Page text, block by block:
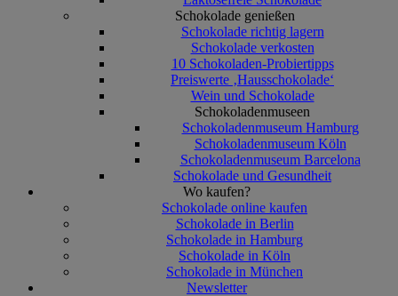
Schokolade genießen
Schokolade richtig lagern
Schokolade verkosten
10 Schokoladen-Probiertipps
Preiswerte ‚Hausschokolade‘
Wein und Schokolade
Schokoladenmuseen
Schokoladenmuseum Hamburg
Schokoladenmuseum Köln
Schokoladenmuseum Barcelona
Schokolade und Gesundheit
Wo kaufen?
Schokolade online kaufen
Schokolade in Berlin
Schokolade in Hamburg
Schokolade in Köln
Schokolade in München
Newsletter